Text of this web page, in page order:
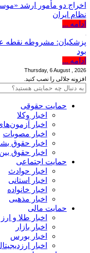
اخراج دو مأمور ارشد
نظام ایران
ادامه ...
پزشکیان: مشروطه نقطه
بود
ادامه ...
Thursday, 6 August , 2026
افزونه جلالی را نصب کنید.
حمایت حقوقی
اخبار وکلا
اخبار
اخبار مصوبات
اخبار حقوق
اخبار حقوق
حمایت اجتماعی
اخبار حوادث
اخبار استانی
اخبار خانواده
اخبار مذهبی
حمایت مالی
اخبار طلا و ارز
اخبار بازار
اخبار بورس
اخبار